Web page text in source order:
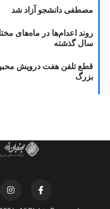
مصطفی دانشجو آزاد شد
سال گذشته
قطع تلفن هفت درویش
بزرگ